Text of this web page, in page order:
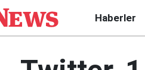
Haberler